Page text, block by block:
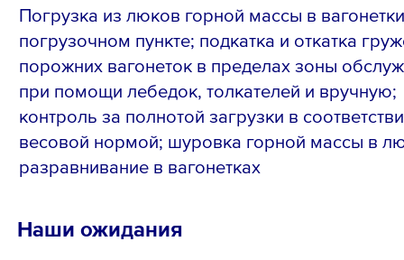
Погрузка из люков горной массы в
погрузочном пункте; подкатка и откатка
порожних вагонеток в пределах зоны
при помощи лебедок, толкателей и вручную;
контроль за полнотой загрузки в
весовой нормой; шуровка горной массы в
разравнивание в вагонетках
Наши ожидания